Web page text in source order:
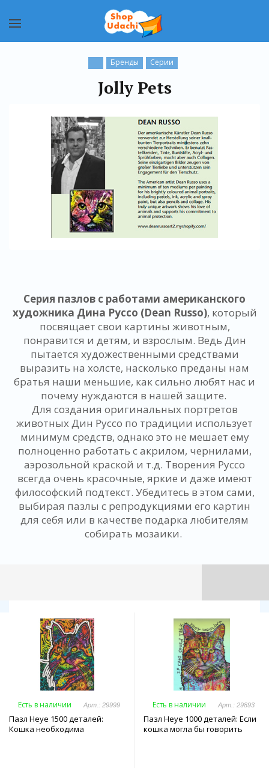
Бренды Серии
Jolly Pets
Серия пазлов с работами американского
художника Дина Руссо (Dean Russo), который
посвящает свои картины животным,
понравится и детям, и взрослым. Ведь Дин
пытается художественными средствами
выразить на холсте, насколько преданы нам
братья наши меньшие, как сильно любят нас и
почему нуждаются в нашей защите.
Для создания оригинальных портретов
животных Дин Руссо по традиции использует
минимум средств, однако это не мешает ему
полноценно работать с акрилом, чернилами,
аэрозольной краской и т.д. Творения Руссо
всегда очень красочные, яркие и даже имеют
философский подтекст. Убедитесь в этом сами,
выбирая пазлы с репродукциями его картин
для себя или в качестве подарка любителям
собирать мозаики.
Есть в наличии Арт.: 29999
Пазл Heye 1500 деталей:
Кошка необходима
Есть в наличии Арт.: 29893
Пазл Heye 1000 деталей: Если
кошка могла бы говорить